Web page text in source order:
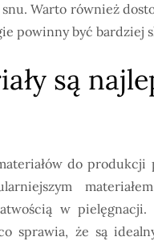
Warto również
powinny być bardziej
są
do
w
sprawia, że są